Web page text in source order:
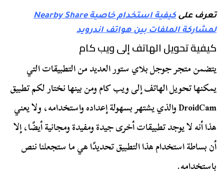
تعرف على
كيفية استخدام خاصية Nearby Share
لمشاركة الملفات بين هواتف اندرويد
كيفية تحويل الهاتف إلى ويب كام
يتضمن متجر جوجل بلاي ستور العديد من التطبيقات التي
يمكنها تحويل الهاتف إلى ويب كام ومن بينها نختار لكم تطبيق
DroidCam والذي يشتهر بسهولة إعداده واستخدامه، ولا يعني
هذا أنه لا يوجد تطبيقات أخرى جيدة ومفيدة ومجانية أيضًا، إلا
أن بساطة استخدام هذا التطبيق تحديدًا هي ما ستجعلنا ننص
باستخدامه.